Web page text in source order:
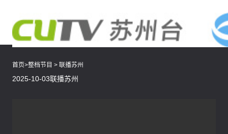
首页>整档节目 > 联播苏州
2025-10-03联播苏州